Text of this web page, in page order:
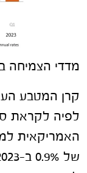
מדדי הצמיחה
קרן המטבע
האמריקאית